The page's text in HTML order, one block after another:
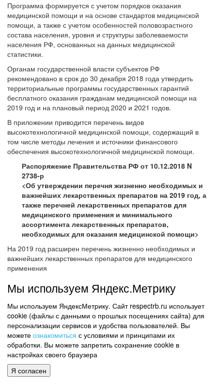
Программа формируется с учетом порядков оказания
медицинской помощи и на основе стандартов медицинской
помощи, а также с учетом особенностей половозрастного
состава населения, уровня и структуры заболеваемости
населения РФ, основанных на данных медицинской
статистики.
Органам государственной власти субъектов РФ
рекомендовано в срок до 30 декабря 2018 года утвердить
территориальные программы государственных гарантий
бесплатного оказания гражданам медицинской помощи на
2019 год и на плановый период 2020 и 2021 годов.
В приложении приводится перечень видов
высокотехнологичной медицинской помощи, содержащий в
том числе методы лечения и источники финансового
обеспечения высокотехнологичной медицинской помощи.
Распоряжение Правительства РФ от 10.12.2018 N
2738-р
<Об утверждении перечня жизненно необходимых и
важнейших лекарственных препаратов на 2019 год, а
также перечней лекарственных препаратов для
медицинского применения и минимального
ассортимента лекарственных препаратов,
необходимых для оказания медицинской помощи>
На 2019 год расширен перечень жизненно необходимых и
важнейших лекарственных препаратов для медицинского
применения
Перечень дополнен 38 лекарственными препаратами и 2
новыми лекарственными формами для уже включенных в этот
перечень лекарственных препаратов.
Правительство РФ утвердило также:
перечни лекарственных препаратов для медицинского
применения, в том числе лекарственных препаратов для
медицинского применения, назначаемых по решению
врачебных комиссий медицинских организаций;
перечни лекарственных препаратов, предназначенных для
Мы используем Яндекс.Метрику
Мы используем ЯндексМетрику. Сайт respectrb.ru использует
cookie (файлы с данными о прошлых посещениях сайта) для
персонализации сервисов и удобства пользователей. Вы
можете ознакомиться с условиями и принципами их
обработки. Вы можете запретить сохранение cookie в
настройках своего браузера
Я согласен